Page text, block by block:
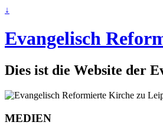
↓
Evangelisch
Dies ist die Website der
MEDIEN